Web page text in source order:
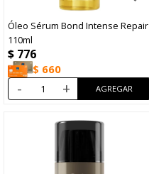
Óleo Sérum Bond Intense Repair
110ml
$ 776
$ 660
- +